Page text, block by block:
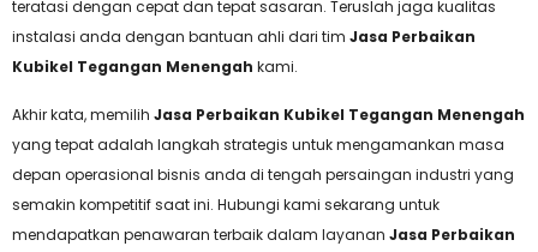
teratasi dengan cepat dan tepat sasaran. Teruslah jaga kualitas
instalasi anda dengan bantuan ahli dari tim Jasa Perbaikan
Kubikel Tegangan Menengah kami.
Akhir kata, memilih Jasa Perbaikan Kubikel Tegangan Menengah
yang tepat adalah langkah strategis untuk mengamankan masa
depan operasional bisnis anda di tengah persaingan industri yang
semakin kompetitif saat ini. Hubungi kami sekarang untuk
mendapatkan penawaran terbaik dalam layanan Jasa Perbaikan